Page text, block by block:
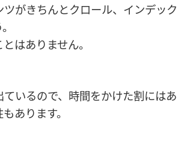
がきちんとクロール、インデック
はありません。
ているので、時間をかけた割にはあ
あります。